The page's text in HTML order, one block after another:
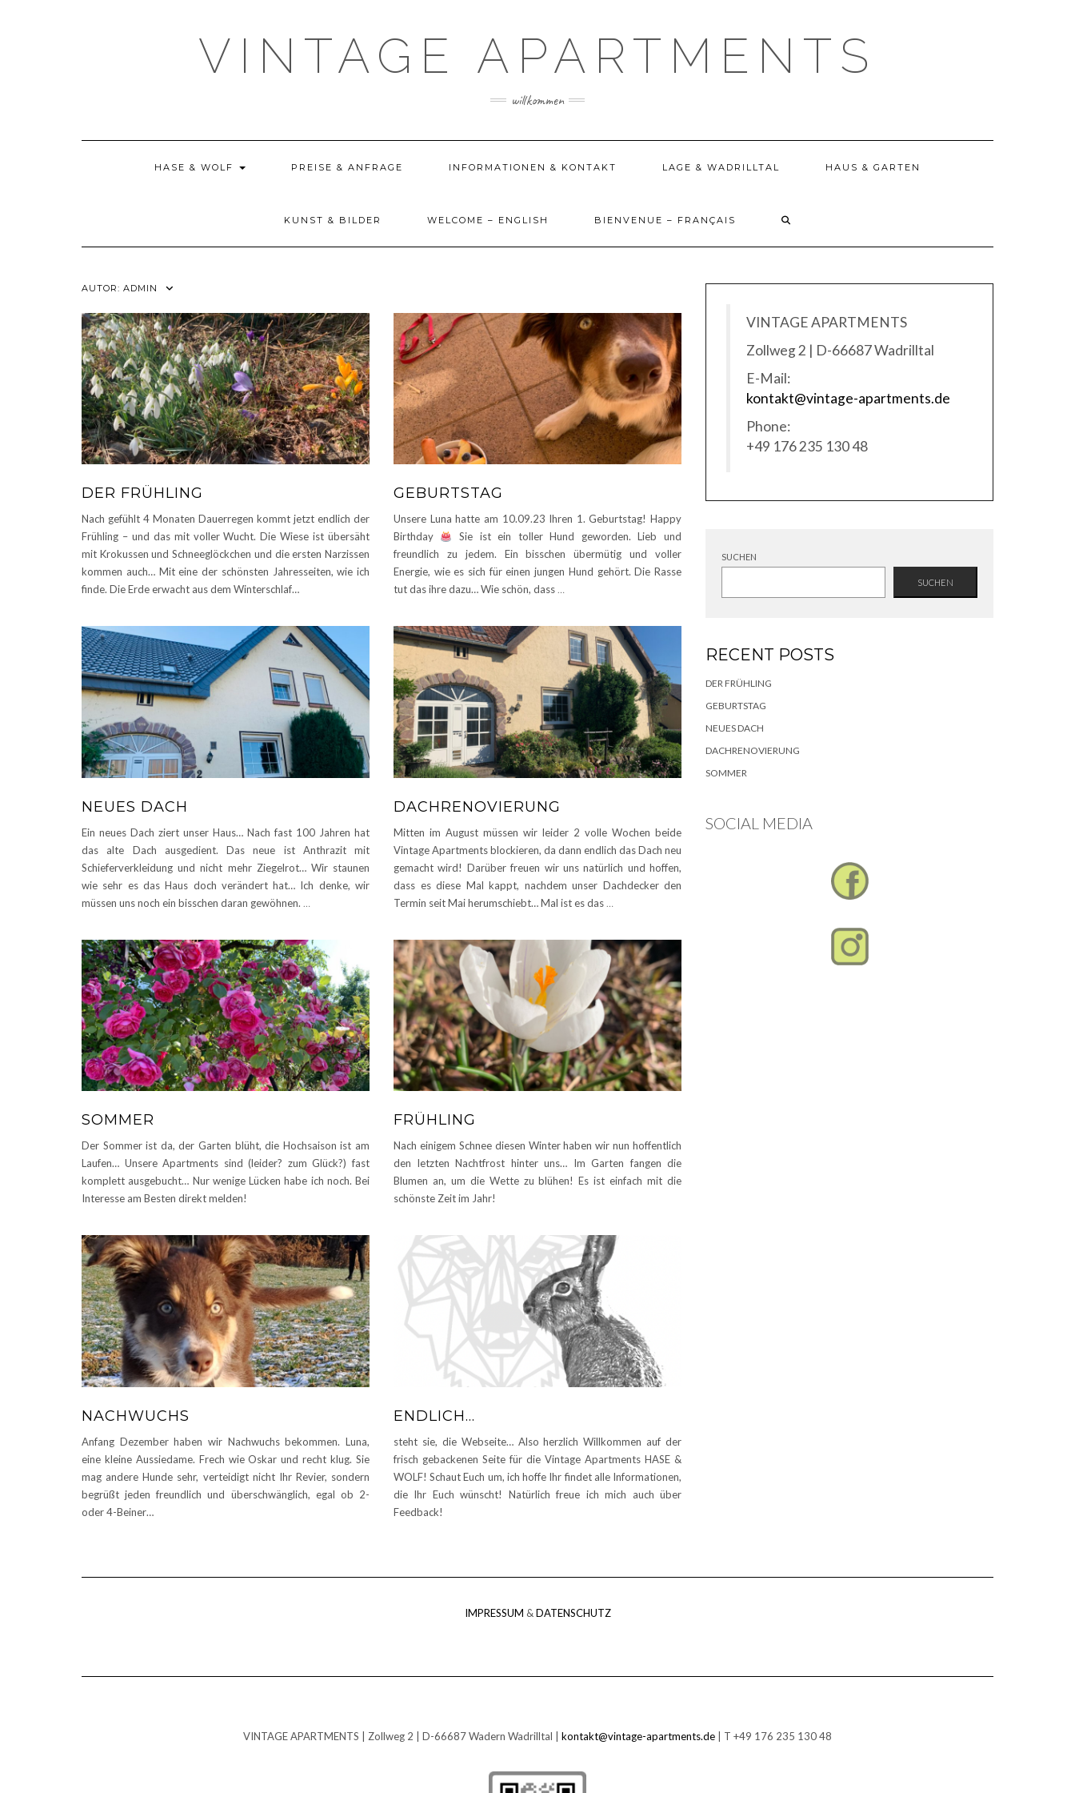
VINTAGE APARTMENTS
willkommen
HASE & WOLF PREISE & ANFRAGE INFORMATIONEN & KONTAKT LAGE & WADRILLTAL HAUS & GARTEN
KUNST & BILDER WELCOME – ENGLISH BIENVENUE – FRANÇAIS
AUTOR: ADMIN
DER FRÜHLING
Nach gefühlt 4 Monaten Dauerregen kommt jetzt endlich der
Frühling – und das mit voller Wucht. Die Wiese ist übersäht
mit Krokussen und Schneeglöckchen und die ersten Narzissen
kommen auch… Mit eine der schönsten Jahresseiten, wie ich
finde. Die Erde erwacht aus dem Winterschlaf…
GEBURTSTAG
Unsere Luna hatte am 10.09.23 Ihren 1. Geburtstag! Happy
Birthday
Sie ist ein toller Hund geworden. Lieb und
freundlich zu jedem. Ein bisschen übermütig und voller
Energie, wie es sich für einen jungen Hund gehört. Die Rasse
tut das ihre dazu… Wie schön, dass…
NEUES DACH
Ein neues Dach ziert unser Haus… Nach fast 100 Jahren hat
das alte Dach ausgedient. Das neue ist Anthrazit mit
Schieferverkleidung und nicht mehr Ziegelrot… Wir staunen
wie sehr es das Haus doch verändert hat… Ich denke, wir
müssen uns noch ein bisschen daran gewöhnen. …
DACHRENOVIERUNG
Mitten im August müssen wir leider 2 volle Wochen beide
Vintage Apartments blockieren, da dann endlich das Dach neu
gemacht wird! Darüber freuen wir uns natürlich und hoffen,
dass es diese Mal kappt, nachdem unser Dachdecker den
Termin seit Mai herumschiebt… Mal ist es das …
SOMMER
Der Sommer ist da, der Garten blüht, die Hochsaison ist am
Laufen… Unsere Apartments sind (leider? zum Glück?) fast
komplett ausgebucht… Nur wenige Lücken habe ich noch. Bei
Interesse am Besten direkt melden!
FRÜHLING
Nach einigem Schnee diesen Winter haben wir nun hoffentlich
den letzten Nachtfrost hinter uns… Im Garten fangen die
Blumen an, um die Wette zu blühen! Es ist einfach mit die
schönste Zeit im Jahr!
NACHWUCHS
Anfang Dezember haben wir Nachwuchs bekommen. Luna,
eine kleine Aussiedame. Frech wie Oskar und recht klug. Sie
mag andere Hunde sehr, verteidigt nicht Ihr Revier, sondern
begrüßt jeden freundlich und überschwänglich, egal ob 2-
oder 4-Beiner…
ENDLICH…
steht sie, die Webseite… Also herzlich Willkommen auf der
frisch gebackenen Seite für die Vintage Apartments HASE &
WOLF! Schaut Euch um, ich hoffe Ihr findet alle Informationen,
die Ihr Euch wünscht! Natürlich freue ich mich auch über
Feedback!
VINTAGE APARTMENTS
Zollweg 2 | D-66687 Wadrilltal
E-Mail:
kontakt@vintage-apartments.de
Phone:
+49 176 235 130 48
SUCHEN
SUCHEN
RECENT POSTS
DER FRÜHLING
GEBURTSTAG
NEUES DACH
DACHRENOVIERUNG
SOMMER
SOCIAL MEDIA
IMPRESSUM &DATENSCHUTZ
VINTAGE APARTMENTS | Zollweg 2 | D-66687 Wadern Wadrilltal | kontakt@vintage-apartments.de | T +49 176 235 130 48